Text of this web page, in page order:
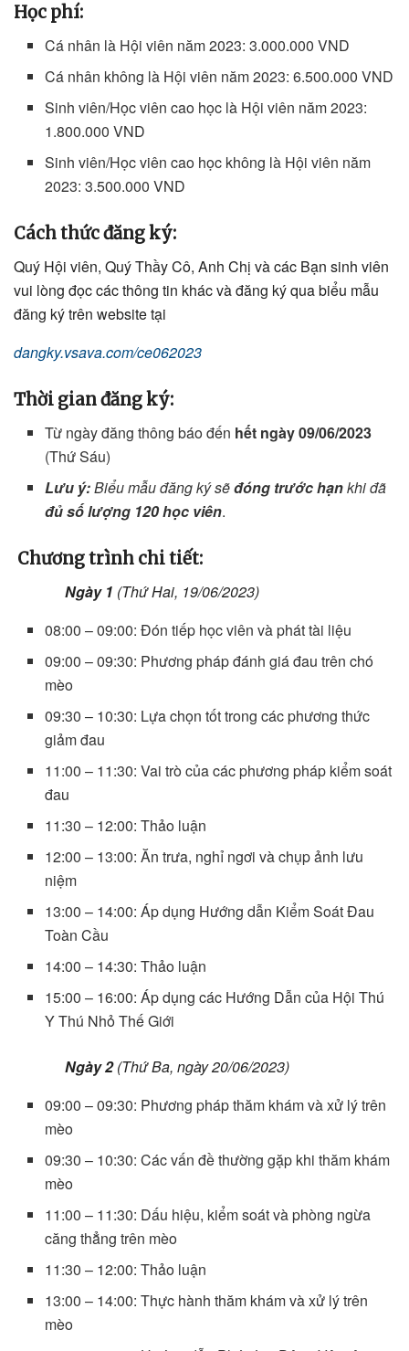
Học phí:
Cá nhân là Hội viên năm 2023: 3.000.000 VND
Cá nhân không là Hội viên năm 2023: 6.500.000 VND
Sinh viên/Học viên cao học là Hội viên năm 2023:
1.800.000 VND
Sinh viên/Học viên cao học không là Hội viên năm
2023: 3.500.000 VND
Cách thức đăng ký:
Quý Hội viên, Quý Thầy Cô, Anh Chị và các Bạn sinh viên
vui lòng đọc các thông tin khác và đăng ký qua biểu mẫu
đăng ký trên website tại
dangky.vsava.com/ce062023
Thời gian đăng ký:
Từ ngày đăng thông báo đến hết ngày 09/06/2023
(Thứ Sáu)
Lưu ý:Biểu mẫu đăng ký sẽđóng trước hạnkhi đã
đủ số lượng 120 học viên.
Chương trình chi tiết:
Ngày 1 (Thứ Hai, 19/06/2023)
08:00 – 09:00: Đón tiếp học viên và phát tài liệu
09:00 – 09:30: Phương pháp đánh giá đau trên chó
mèo
09:30 – 10:30: Lựa chọn tốt trong các phương thức
giảm đau
11:00 – 11:30: Vai trò của các phương pháp kiểm soát
đau
11:30 – 12:00: Thảo luận
12:00 – 13:00: Ăn trưa, nghỉ ngơi và chụp ảnh lưu
niệm
13:00 – 14:00: Áp dụng Hướng dẫn Kiểm Soát Đau
Toàn Cầu
14:00 – 14:30: Thảo luận
15:00 – 16:00: Áp dụng các Hướng Dẫn của Hội Thú
Y Thú Nhỏ Thế Giới
Ngày2 (Thứ Ba, ngày 20/06/2023)
09:00 – 09:30: Phương pháp thăm khám và xử lý trên
mèo
09:30 – 10:30: Các vấn đề thường gặp khi thăm khám
mèo
11:00 – 11:30: Dấu hiệu, kiểm soát và phòng ngừa
căng thẳng trên mèo
11:30 – 12:00: Thảo luận
13:00 – 14:00: Thực hành thăm khám và xử lý trên
mèo